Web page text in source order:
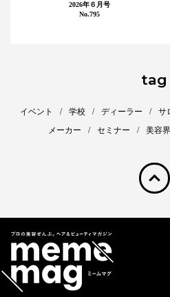
2026年６月号
No.795
tag
イベント 学校 ディーラー サ
メーカー
セミナー 美容